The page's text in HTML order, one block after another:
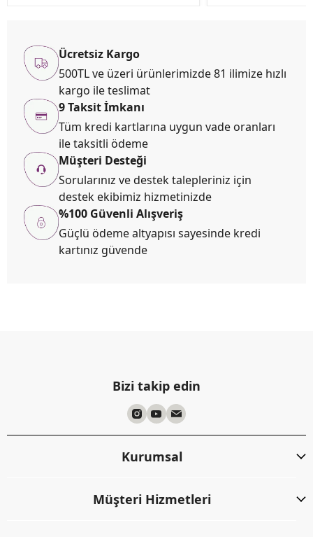
Ücretsiz Kargo
500TL ve üzeri ürünlerimizde 81 ilimize hızlı
kargo ile teslimat
9 Taksit İmkanı
Tüm kredi kartlarına uygun vade oranları
ile taksitli ödeme
Müşteri Desteği
Sorularınız ve destek talepleriniz için
destek ekibimiz hizmetinizde
%100 Güvenli Alışveriş
Güçlü ödeme altyapısı sayesinde kredi
kartınız güvende
Bizi takip edin
Kurumsal
Müşteri Hizmetleri